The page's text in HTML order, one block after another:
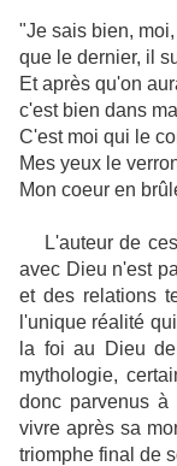
"Je sais bien,
que le dernier, il
Et après qu'on
c'est bien dans
C'est moi qui le
Mes yeux le
Mon coeur en
L'auteur de ces
avec Dieu n'est
et des relations
l'unique réalité
la foi au Dieu
mythologie,
donc parvenus à
vivre après sa
triomphe final de